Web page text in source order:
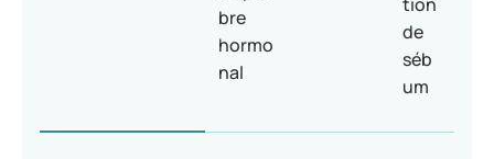
bre
hormo
nal
de
séb
um